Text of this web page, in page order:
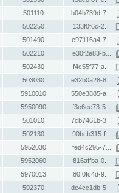
501110 b04b739d-7...
502250 133f0f6c-2...
501490 e97116a4-7...
502210 e30f2e83-b...
502430 f4c55f77-a...
503030 e32b0a28-8...
5910010 550e3885-a...
5950090 f3c6ee73-5...
501010 7cb7461b-3...
502130 90bcb315-f...
5952030 fed4c295-7...
5952060 816affba-0...
5970013 80f0fc4d-9...
502370 de4cc1db-5...